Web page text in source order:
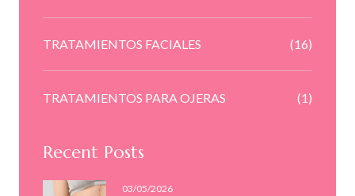
TRATAMIENTOS FACIALES (16)
TRATAMIENTOS PARA OJERAS (1)
Recent Posts
03/05/2026